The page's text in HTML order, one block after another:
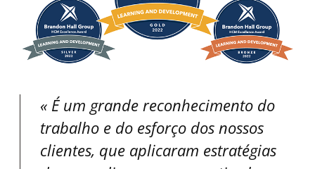
É um grande reconhecimento do
trabalho e do esforço dos nossos
clientes, que aplicaram estratégias